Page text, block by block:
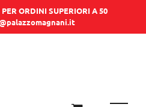
ORDINI SUPERIORI A 50